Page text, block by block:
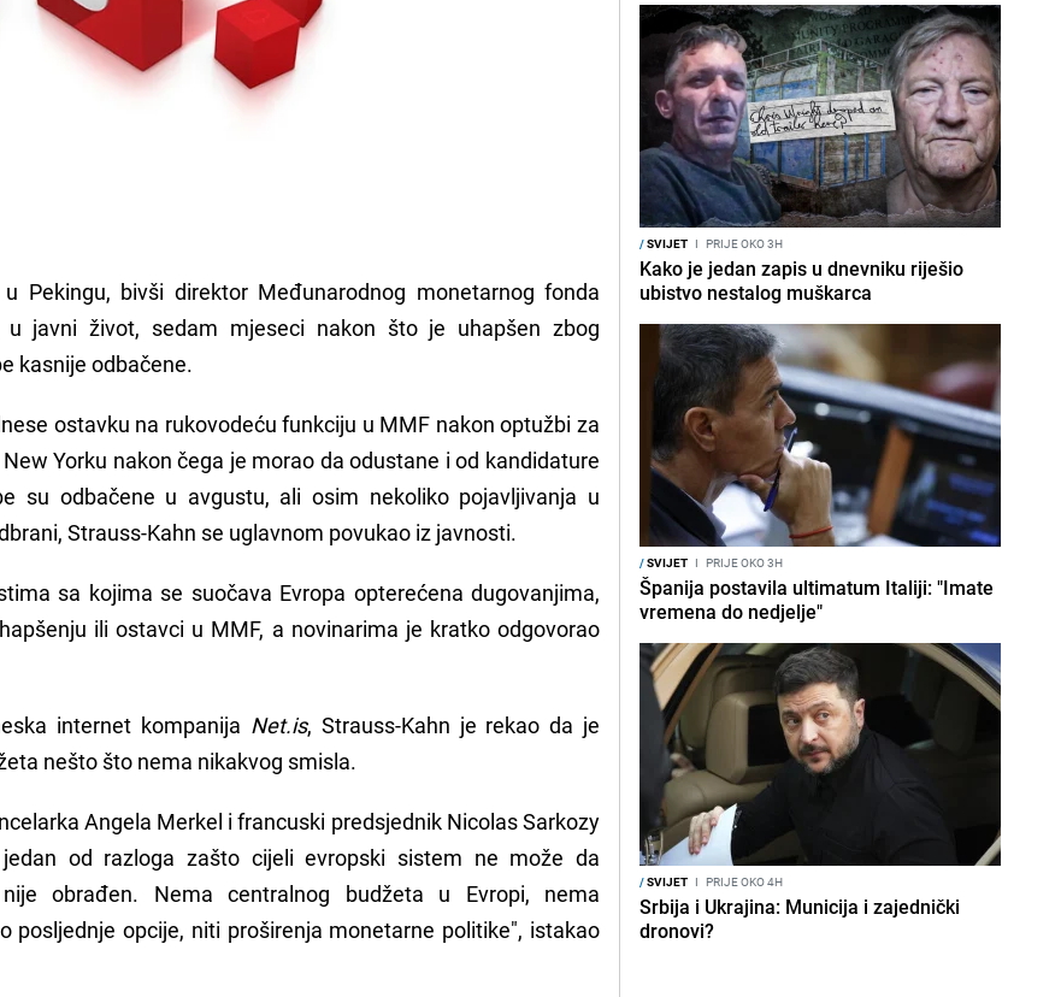
Pekingu, bivši direktor Međunarodnog monetarnog fonda
u javni život, sedam mjeseci nakon što je uhapšen zbog
kasnije odbačene.
ostavku na rukovodeću funkciju u MMF nakon optužbi za
Yorku nakon čega je morao da odustane i od kandidature
su odbačene u avgustu, ali osim nekoliko pojavljivanja u
Strauss-Kahn se uglavnom povukao iz javnosti.
sa kojima se suočava Evropa opterećena dugovanjima,
ili ostavci u MMF, a novinarima je kratko odgovorao
internet kompanija Net.is, Strauss-Kahn je rekao da je
nešto što nema nikakvog smisla.
Angela Merkel i francuski predsjednik Nicolas Sarkozy
od razloga zašto cijeli evropski sistem ne može da
obrađen. Nema centralnog budžeta u Evropi, nema
posljednje opcije, niti proširenja monetarne politike", istakao
/SVIJET I PRIJE OKO 3H
Kako je jedan zapis u dnevniku riješio
ubistvo nestalog muškarca
/SVIJET I PRIJE OKO 3H
Španija postavila ultimatum Italiji: "Imate
vremena do nedjelje"
/SVIJET I PRIJE OKO 4H
Srbija i Ukrajina: Municija i zajednički
dronovi?